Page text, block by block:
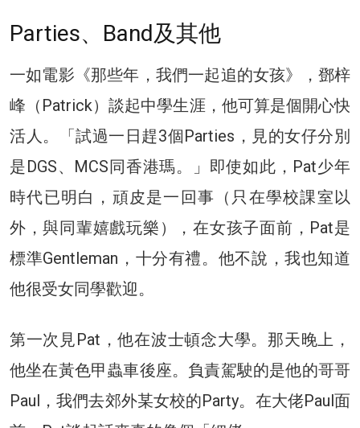
Parties、Band及其他
一如電影《那些年，我們一起追的女孩》，鄧梓
峰（Patrick）談起中學生涯，他可算是個開心快
活人。「試過一日趕3個Parties，見的女仔分別
是DGS、MCS同香港瑪。」即使如此，Pat少年
時代已明白，頑皮是一回事（只在學校課室以
外，與同輩嬉戲玩樂），在女孩子面前，Pat是
標準Gentleman，十分有禮。他不說，我也知道
他很受女同學歡迎。
第一次見Pat，他在波士頓念大學。那天晚上，
他坐在黃色甲蟲車後座。負責駕駛的是他的哥哥
Paul，我們去郊外某女校的Party。在大佬Paul面